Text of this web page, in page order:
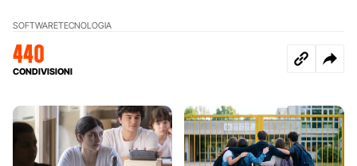
SOFTWARETECNOLOGIA
440
CONDIVISIONI